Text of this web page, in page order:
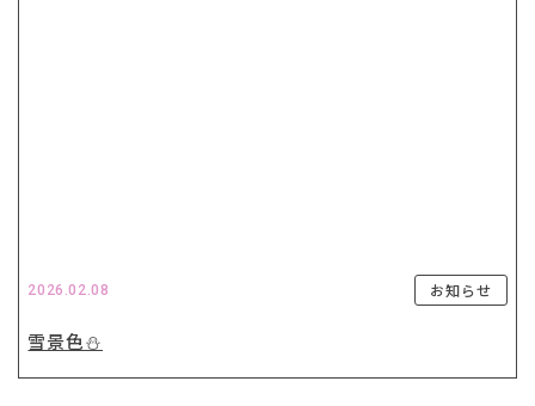
2026.02.08 お知らせ
雪景色⛄️